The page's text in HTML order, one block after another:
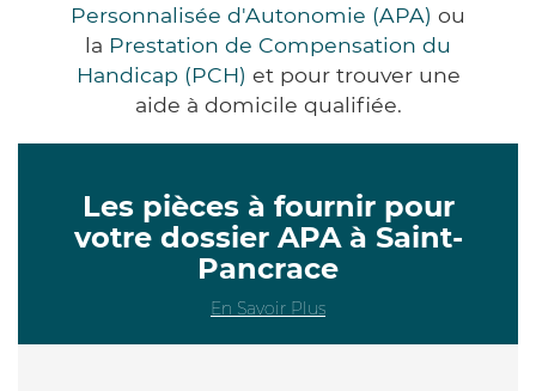
Personnalisée d'Autonomie (APA) ou
la Prestation de Compensation du
Handicap (PCH) et pour trouver une
aide à domicile qualifiée.
Les pièces à fournir pour
votre dossier APA à Saint-
Pancrace
En Savoir Plus